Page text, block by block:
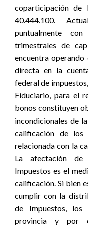
coparticipación de
40.444.100.
puntualmente
trimestrales de
encuentra
directa en la
federal de
Fiduciario, para el
bonos constituyen
incondicionales de
calificación de los
relacionada con la
La afectación de
Impuestos es el
calificación. Si bien
cumplir con la
de Impuestos,
provincia y por